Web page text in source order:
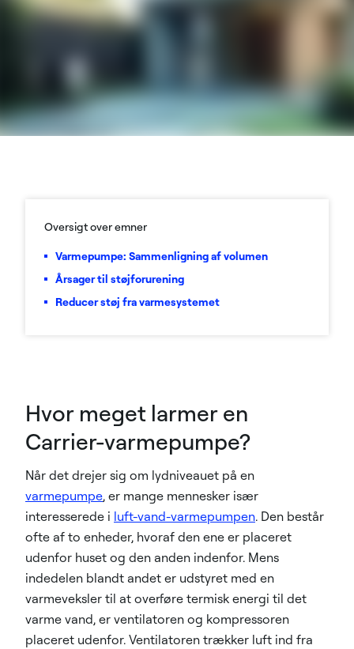
Oversigt over emner
Varmepumpe: Sammenligning af volumen
Årsager til støjforurening
Reducer støj fra varmesystemet
Hvor meget larmer en
Carrier-varmepumpe?
Når det drejer sig om lydniveauet på en
varmepumpe, er mange mennesker især
interesserede i luft-vand-varmepumpen. Den består
ofte af to enheder, hvoraf den ene er placeret
udenfor huset og den anden indenfor. Mens
indedelen blandt andet er udstyret med en
varmeveksler til at overføre termisk energi til det
varme vand, er ventilatoren og kompressoren
placeret udenfor. Ventilatoren trækker luft ind fra